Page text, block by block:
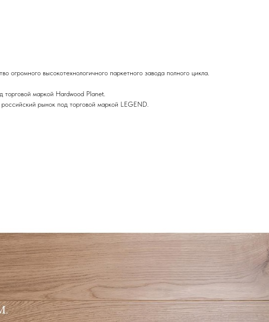
высокотехнологичного паркетного завода полного цикла.
маркой Hardwood Planet.
рынок под торговой маркой LEGEND.